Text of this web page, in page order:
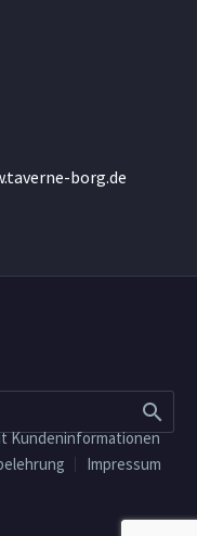
borg.de
Kundeninformationen
Impressum